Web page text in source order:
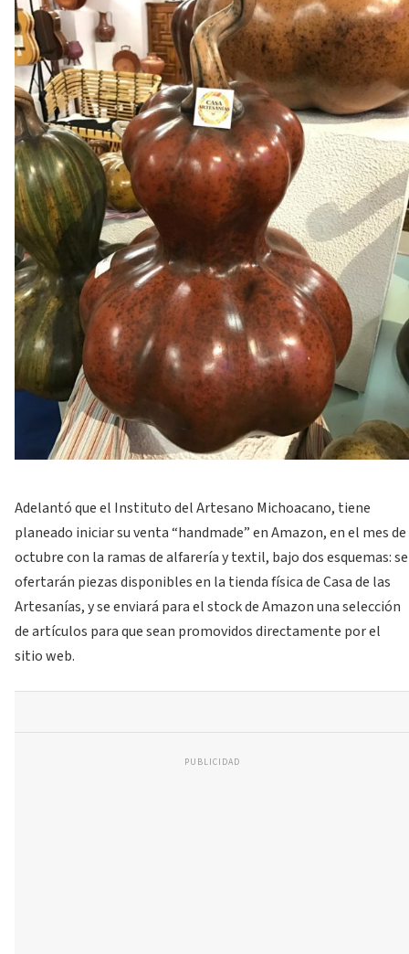
Adelantó que el Instituto del Artesano Michoacano, tiene
planeado iniciar su venta “handmade” en Amazon, en el mes de
octubre con la ramas de alfarería y textil, bajo dos esquemas: se
ofertarán piezas disponibles en la tienda física de Casa de las
Artesanías, y se enviará para el stock de Amazon una selección
de artículos para que sean promovidos directamente por el
sitio web.
PUBLICIDAD